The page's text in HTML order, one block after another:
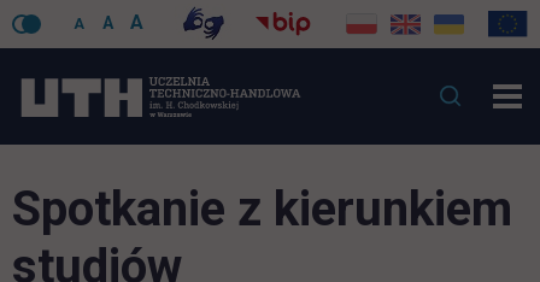
A A A
Spotkanie z kierunkiem
studiów